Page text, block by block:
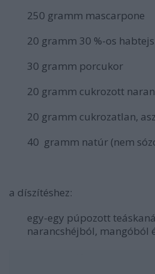
250 gramm mascarpone
20 gramm 30 %-os
30 gramm porcukor
20 gramm cukrozott
20 gramm cukrozatlan,
40 gramm natúr (nem
a díszítéshez:
egy-egy púpozott
narancshéjból, mangóból